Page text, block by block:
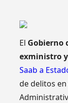
El Gobierno
exministro
Saab a
de delitos